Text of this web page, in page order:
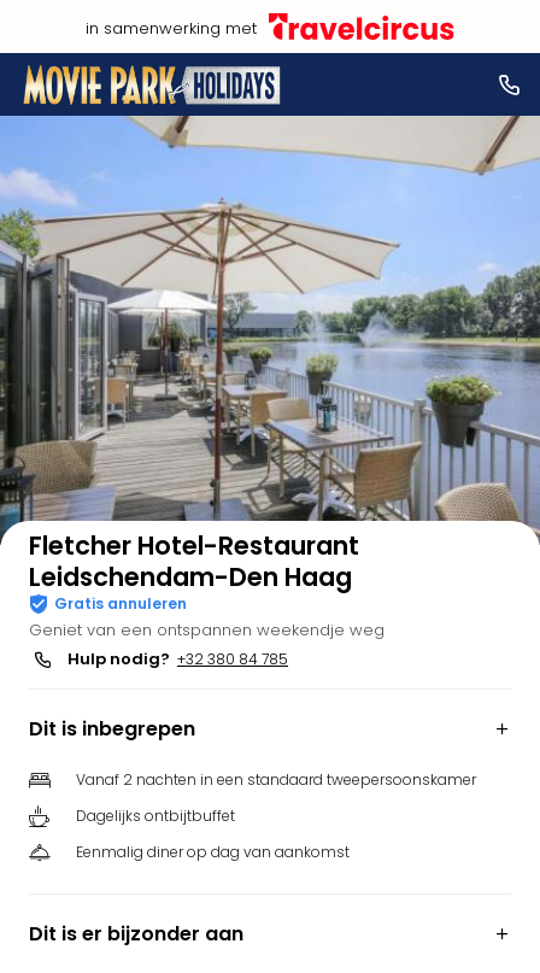
in samenwerking met
Bekijk op kaart
Fletcher Hotel-Restaurant
Leidschendam-Den Haag
Gratis annuleren
Geniet van een ontspannen weekendje weg
Hulp nodig? +32 380 84 785
Dit is inbegrepen
Vanaf 2 nachten in een standaard tweepersoonskamer
Dagelijks ontbijtbuffet
Eenmalig diner op dag van aankomst
Dit is er bijzonder aan